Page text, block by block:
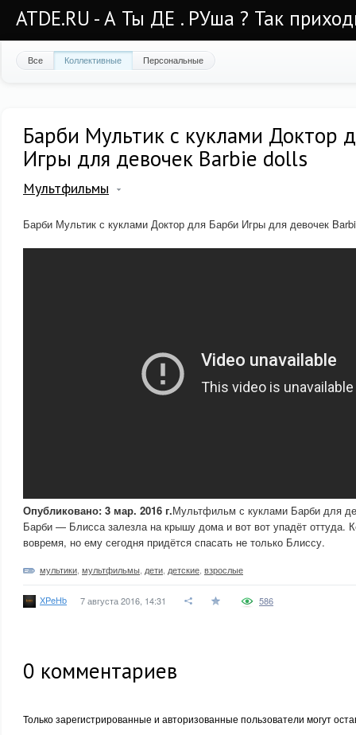
ATDE.RU - А Ты ДЕ . РУша ? Так
Все Коллективные Персональные
Барби Мультик с куклами Доктор
Игры для девочек Barbie dolls
Мультфильмы
Барби Мультик с куклами Доктор для Барби Игры для девочек
Опубликовано: 3 мар. 2016 г.Мультфильм с куклами Барби для
Барби — Блисса залезла на крышу дома и вот вот упадёт оттуда.
вовремя, но ему сегодня придётся спасать не только Блиссу.
мультики мультфильмы дети детские взрослые
XPeHb 7 августа 2016, 14:31 586
0 комментариев
Только зарегистрированные и авторизованные пользователи могут